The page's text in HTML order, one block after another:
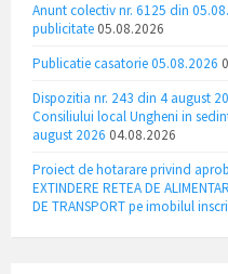
Anunt colectiv nr. 6125 din
publicitate 05.08.2026
Publicatie casatorie 05.08.2026
Dispozitia nr. 243 din 4 august
Consiliului local Ungheni in
august 2026 04.08.2026
Proiect de hotarare privind
EXTINDERE RETEA DE
DE TRANSPORT pe imobilul